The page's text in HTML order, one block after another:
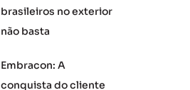
brasileiros no exterior
não basta
Embracon: A
conquista do cliente